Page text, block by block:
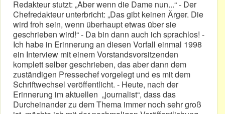
Redakteur stutzt: „Aber wenn die Dame nun...“ - Der
Chefredakteur unterbricht: „Das gibt keinen Ärger. Die
wird froh sein, wenn überhaupt etwas über sie
geschrieben wird!“ - Da bin dann auch ich sprachlos! -
Ich habe in Erinnerung an diesen Vorfall einmal 1998
ein Interview mit einem Vorstandsvorsitzenden
komplett selber geschrieben, das aber dann dem
zuständigen Pressechef vorgelegt und es mit dem
Schriftwechsel veröffentlicht. - Heute, nach der
Erinnerung im aktuellen „journalist“, dass das
Durcheinander zu dem Thema immer noch sehr groß